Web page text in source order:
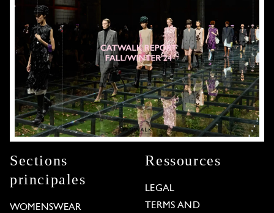
Sections
principales
WOMENSWEAR
Ressources
LEGAL
TERMS AND